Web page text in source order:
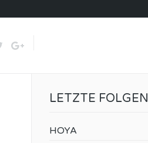
LETZTE FOLGEN
HOYA